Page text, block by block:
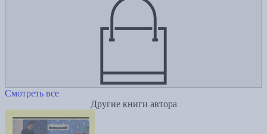
Смотреть все
Другие книги автора